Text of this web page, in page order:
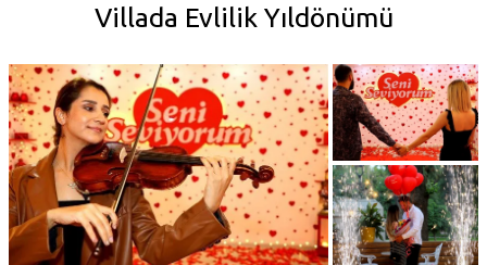
Villada Evlilik Yıldönümü